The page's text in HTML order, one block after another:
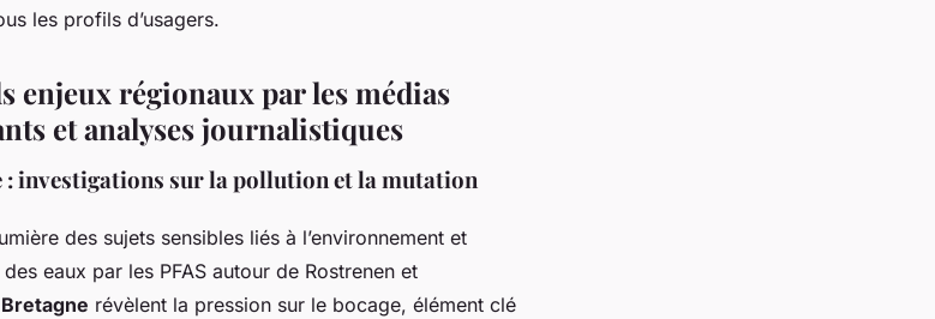
les profils d’usagers.
enjeux régionaux par les médias
et analyses journalistiques
: investigations sur la pollution et la mutation
des sujets sensibles liés à l’environnement et
eaux par les PFAS autour de Rostrenen et
révèlent la pression sur le bocage, élément clé